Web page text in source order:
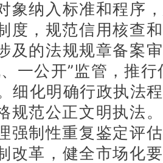
象纳入标准和程序
度，规范信用核查
及的法规规章备案
一公开”监管，推
细化明确行政执法
规范公正文明执法。
强制性重复鉴定评
改革，健全市场化